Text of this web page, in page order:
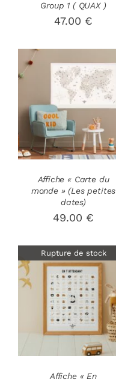
Group 1 ( QUAX )
47.00 €
AJOUTER AU
PANIER
/
DÉTAILS
Affiche « Carte du
monde » (Les petites
dates)
49.00 €
Rupture de stock
DÉTAILS
Affiche « En